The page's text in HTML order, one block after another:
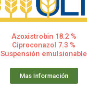
Azoxistrobin 18.2 %
Ciproconazol 7.3 %
Suspensión emulsionable
Mas Información